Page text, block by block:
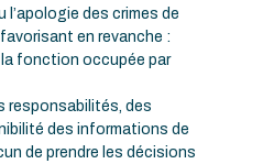
des crimes de
en revanche :
fonction occupée par
responsabilités, des
des informations de
de prendre les décisions